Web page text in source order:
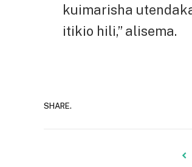
kuimarisha
itikio hili,” alisema.
SHARE.